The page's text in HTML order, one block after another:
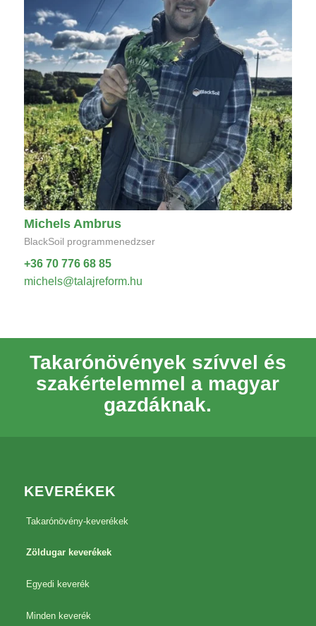
Michels Ambrus
BlackSoil programmenedzser
+36 70 776 68 85
michels@talajreform.hu
Takarónövények szívvel és
szakértelemmel a magyar
gazdáknak.
KEVERÉKEK
Takarónövény-keverékek
Zöldugar keverékek
Egyedi keverék
Minden keverék